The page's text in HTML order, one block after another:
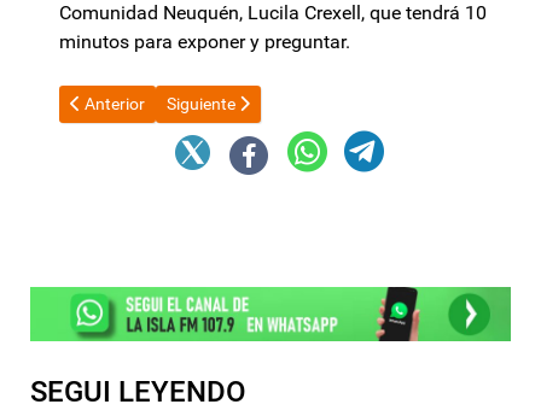
Comunidad Neuquén, Lucila Crexell, que tendrá 10
minutos para exponer y preguntar.
Artículo anterior: La inflación en Argentina es la más alta de
Anterior Artículo siguiente: El Banco Central volvió a bajar
Siguiente
SEGUI LEYENDO